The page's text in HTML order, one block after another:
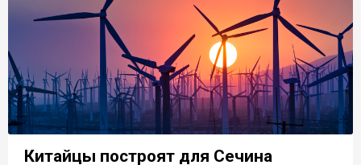
Китайцы построят для Сечина